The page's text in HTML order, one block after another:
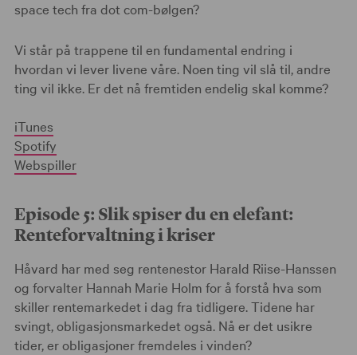
space tech fra dot com-bølgen?
Vi står på trappene til en fundamental endring i
hvordan vi lever livene våre. Noen ting vil slå til, andre
ting vil ikke. Er det nå fremtiden endelig skal komme?
iTunes
Spotify
Webspiller
Episode 5: Slik spiser du en elefant:
Renteforvaltning i kriser
Håvard har med seg rentenestor Harald Riise-Hanssen
og forvalter Hannah Marie Holm for å forstå hva som
skiller rentemarkedet i dag fra tidligere. Tidene har
svingt, obligasjonsmarkedet også. Nå er det usikre
tider, er obligasjoner fremdeles i vinden?